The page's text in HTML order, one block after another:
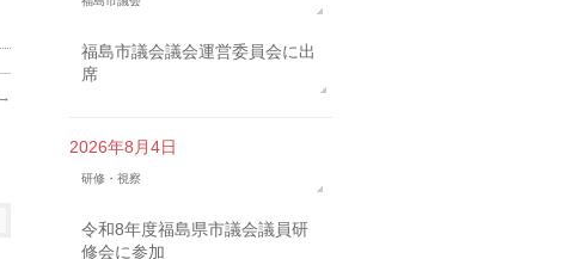
→
福島市議会議会運営委員会に出
席
2026年8月4日
研修・視察
令和8年度福島県市議会議員研
修会に参加